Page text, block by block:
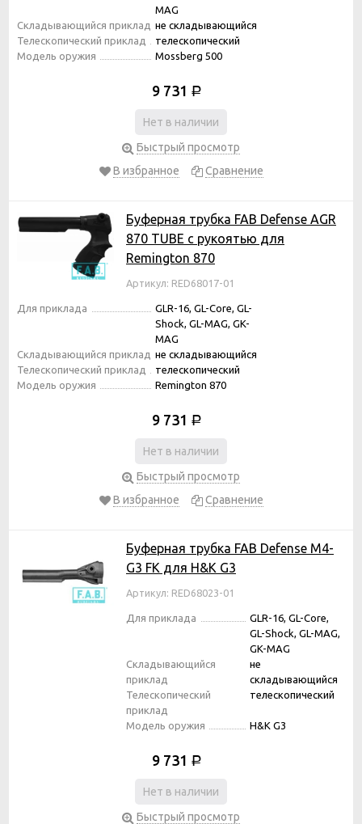
MAG
Складывающийся приклад не складывающийся
Телескопический приклад
телескопический
Модель оружия
Mossberg 500
9 731 Р
Нет в наличии
Быстрый просмотр
В избранное
Сравнение
Буферная трубка FAB Defense AGR
870 TUBE с рукоятью для
Remington 870
Артикул: RED68017-01
Для приклада
GLR-16, GL-Core, GL-
Shock, GL-MAG, GK-
MAG
Складывающийся приклад не складывающийся
Телескопический приклад
телескопический
Модель оружия
Remington 870
9 731 Р
Нет в наличии
Быстрый просмотр
В избранное
Сравнение
Буферная трубка FAB Defense M4-
G3 FK для H&K G3
Артикул: RED68023-01
Для приклада
GLR-16, GL-Core,
GL-Shock, GL-MAG,
GK-MAG
Складывающийся
приклад
не
складывающийся
Телескопический
приклад
телескопический
Модель оружия H&K G3
9 731 Р
Нет в наличии
Быстрый просмотр